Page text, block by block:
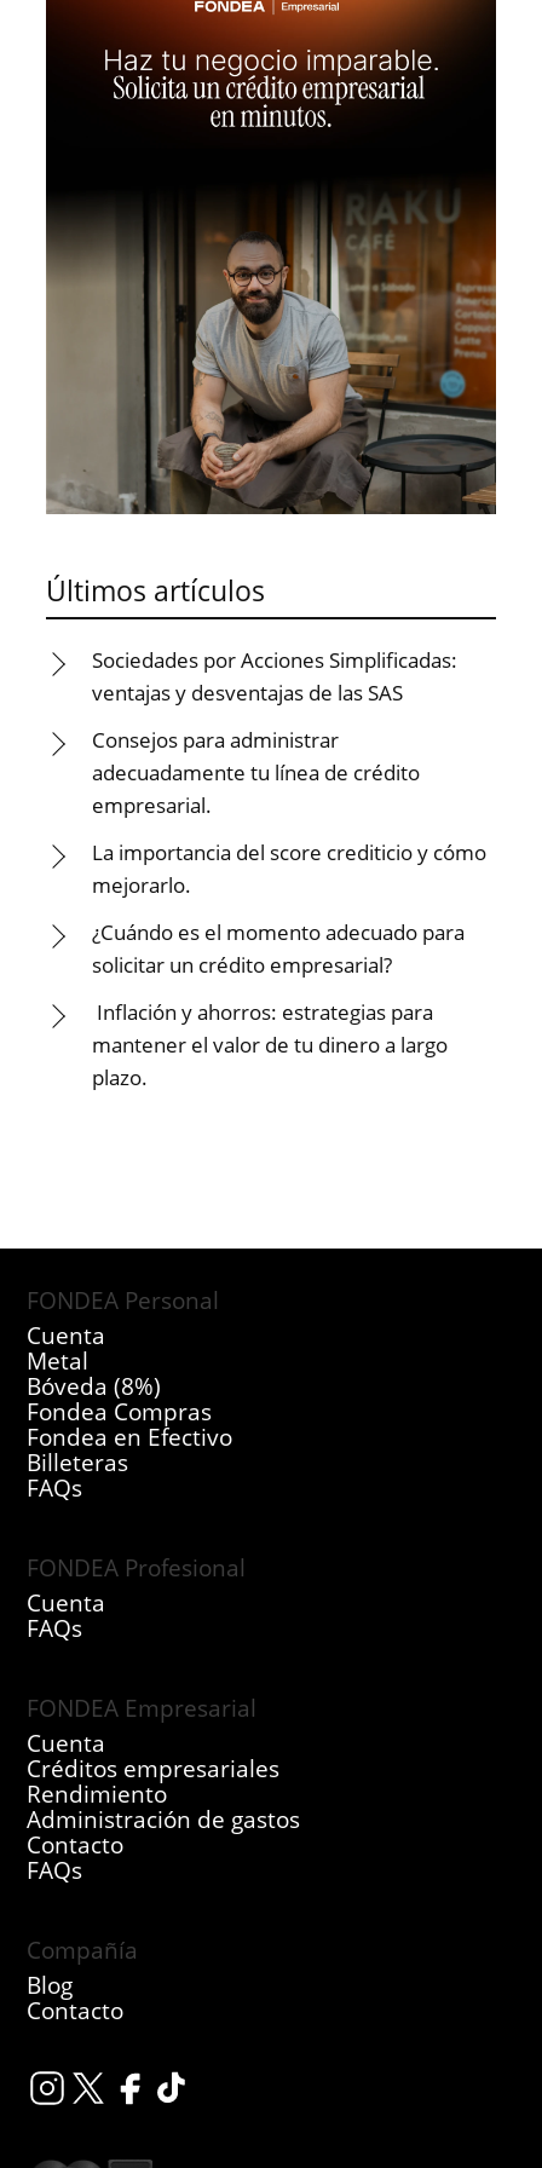
Últimos artículos
Sociedades por Acciones Simplificadas:
ventajas y desventajas de las SAS
Consejos para administrar
adecuadamente tu línea de crédito
empresarial.
La importancia del score crediticio y cómo
mejorarlo.
¿Cuándo es el momento adecuado para
solicitar un crédito empresarial?
Inflación y ahorros: estrategias para
mantener el valor de tu dinero a largo
plazo.
FONDEA Personal
Cuenta
Metal
Bóveda (8%)
Fondea Compras
Fondea en Efectivo
Billeteras
FAQs
FONDEA Profesional
Cuenta
FAQs
FONDEA Empresarial
Cuenta
Créditos empresariales
Rendimiento
Administración de gastos
Contacto
FAQs
Compañía
Blog
Contacto